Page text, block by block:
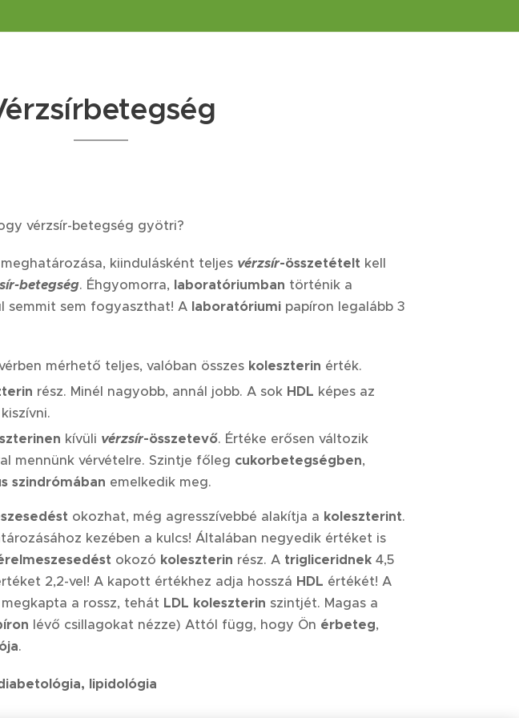
vérzsír-betegség gyötri?
meghatározása, kiindulásként teljes vérzsír-összetételt kell
betegség. Éhgyomorra, laboratóriumban történik a
semmit sem fogyaszthat! A laboratóriumi papíron legalább 3
mérhető teljes, valóban összes koleszterin érték.
rész. Minél nagyobb, annál jobb. A sok HDL képes az
kiszívni.
kívüli vérzsír-összetevő. Értéke erősen változik
mennünk vérvételre. Szintje főleg cukorbetegségben,
szindrómában emelkedik meg.
okozhat, még agresszívebbé alakítja a koleszterint.
kezében a kulcs! Általában negyedik értéket is
okozó koleszterin rész. A trigliceridnek 4,5
2,2-vel! A kapott értékhez adja hosszá HDL értékét! A
a rossz, tehát LDL koleszterin szintjét. Magas a
lévő csillagokat nézze) Attól függ, hogy Ön érbeteg,
.
lipidológia